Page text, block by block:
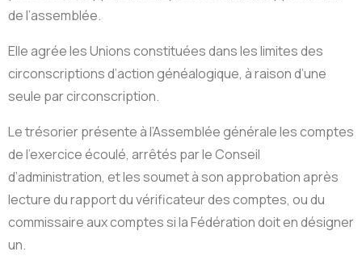
de l’assemblée.
Elle agrée les Unions constituées dans les limites des
circonscriptions d’action généalogique, à raison d’une
seule par circonscription.
Le trésorier présente à l’Assemblée générale les comptes
de l’exercice écoulé, arrêtés par le Conseil
d’administration, et les soumet à son approbation après
lecture du rapport du vérificateur des comptes, ou du
commissaire aux comptes si la Fédération doit en désigner
un.